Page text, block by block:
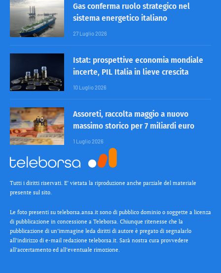
Gas conferma ruolo strategico nel
sistema energetico italiano
27 Luglio 2026
Istat: prospettive economia mondiale
incerte, PIL Italia in lieve crescita
10 Luglio 2026
Assoreti, raccolta maggio a nuovo
massimo storico per 7 miliardi euro
1 Luglio 2026
Tutti i diritti riservati. E’ vietata la riproduzione anche parziale del materiale
presente sul sito.
Le foto presenti su teleborsa.ansa.it sono di pubblico dominio o soggette a licenza
di pubblicazione in concessione a Teleborsa. Chiunque ritenesse che la
pubblicazione di un’immagine leda diritti di autore è pregato di segnalarlo
all’indirizzo di e-mail redazione teleborsa.it. Sarà nostra cura provvedere
all’accertamento ed all’eventuale rimozione.